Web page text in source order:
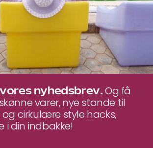
nyhedsbrev.Og få
varer, nye stande til
og cirkulære style hacks,
i din indbakke!